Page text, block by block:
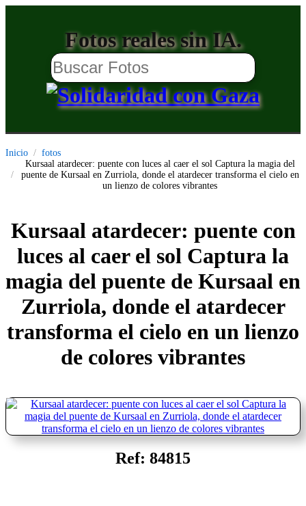
Fotos reales sin IA.
Inicio
fotos
Kursaal atardecer: puente con luces al caer el sol Captura la magia del
puente de Kursaal en Zurriola, donde el atardecer transforma el cielo en
un lienzo de colores vibrantes
Kursaal atardecer: puente con
luces al caer el sol Captura la
magia del puente de Kursaal en
Zurriola, donde el atardecer
transforma el cielo en un lienzo
de colores vibrantes
Ref: 84815